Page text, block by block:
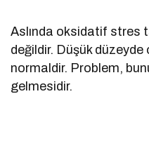
Aslında oksidatif stres
değildir. Düşük
normaldir. Problem,
gelmesidir.